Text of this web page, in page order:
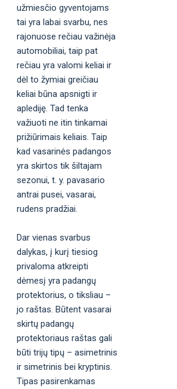
užmiesčio gyventojams
tai yra labai svarbu, nes
rajonuose rečiau važinėja
automobiliai, taip pat
rečiau yra valomi keliai ir
dėl to žymiai greičiau
keliai būna apsnigti ir
aplediję. Tad tenka
važiuoti ne itin tinkamai
prižiūrimais keliais. Taip
kad vasarinės padangos
yra skirtos tik šiltajam
sezonui, t. y. pavasario
antrai pusei, vasarai,
rudens pradžiai.
Dar vienas svarbus
dalykas, į kurį tiesiog
privaloma atkreipti
dėmesį yra padangų
protektorius, o tiksliau –
jo raštas. Būtent vasarai
skirtų padangų
protektoriaus raštas gali
būti trijų tipų – asimetrinis
ir simetrinis bei kryptinis.
Tipas pasirenkamas